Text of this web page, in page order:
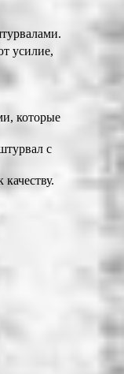
усилие,
которые
с